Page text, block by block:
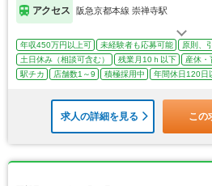
アクセス 阪急京都本線 崇禅寺駅
年収450万円以上可 未経験者も応募可能
原則、
土日休み（相談可含む）
残業月10ｈ以下 産休・
駅チカ
店舗数1～9 積極採用中 年間休日120日
求人の詳細を見る この